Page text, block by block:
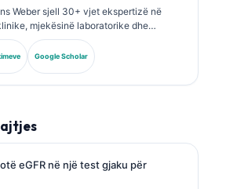
Weber sjell 30+ vjet ekspertizë në
mjekësinë laboratorike dhe
biomarkerët. Ish President i Shoqatës
Kimi Klinike, ai është i specializuar në
diagnostike, standardizimin e
Google Scholar
eGFR në një test gjaku për